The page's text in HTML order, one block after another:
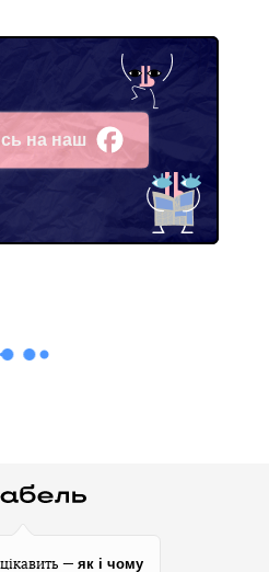
на наш
— як і чому